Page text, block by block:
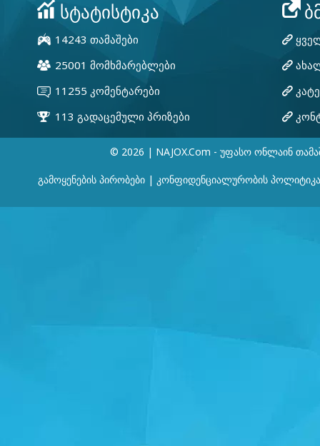
© 2026 | NAJOX.com - Უფასო Ონლაინ
Გამოყენების Პირობები | Კონფიდენციალურობის Პოლიტიკა